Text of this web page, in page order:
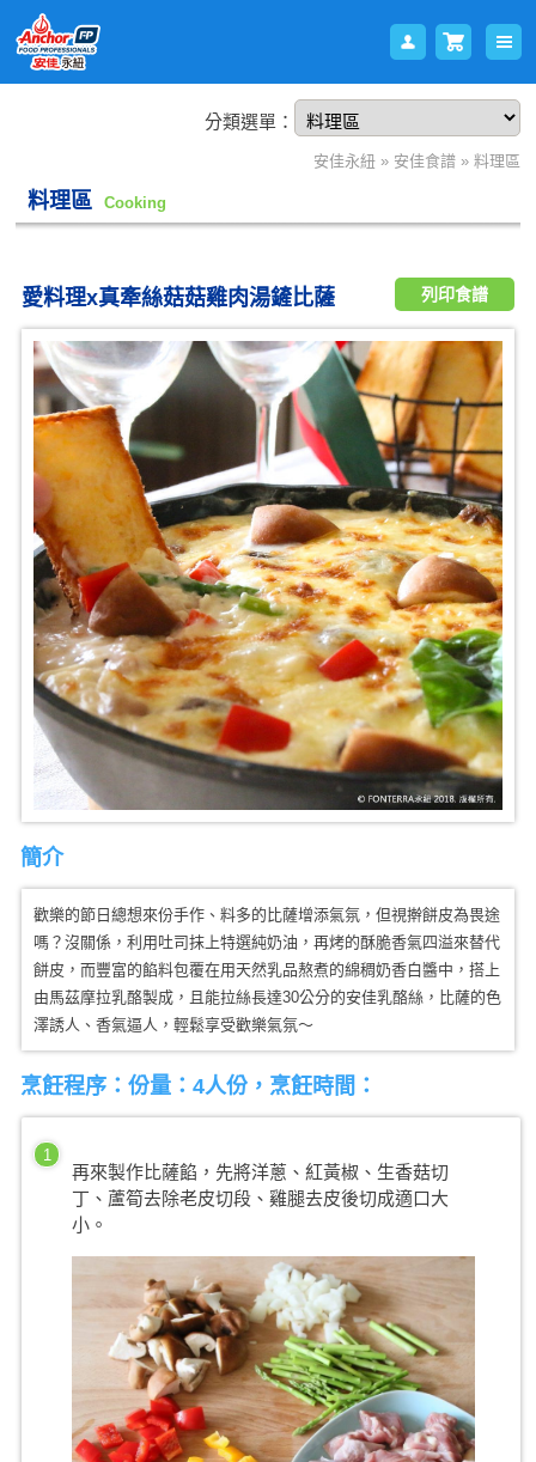
登入
分類選單：
安佳永紐» 安佳食譜» 料理區
料理區 Cooking
愛料理x真牽絲菇菇雞肉湯鏟比薩 列印食譜
簡介
歡樂的節日總想來份手作、料多的比薩增添氣氛，但視擀餅皮為畏途
嗎？沒關係，利用吐司抹上特選純奶油，再烤的酥脆香氣四溢來替代
餅皮，而豐富的餡料包覆在用天然乳品熬煮的綿稠奶香白醬中，搭上
由馬茲摩拉乳酪製成，且能拉絲長達30公分的安佳乳酪絲，比薩的色
澤誘人、香氣逼人，輕鬆享受歡樂氣氛～
烹飪程序：份量：4人份，烹飪時間：
1
再來製作比薩餡，先將洋蔥、紅黃椒、生香菇切
丁、蘆筍去除老皮切段、雞腿去皮後切成適口大
小。